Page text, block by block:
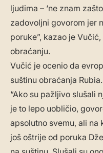
ljudima – ‘ne znam
zadovoljni govorom jer
poruke”, kazao je
obraćanju.
Vučić je ocenio da
suštinu obraćanja Rubia.
“Ako su pažljivo slušali
je to lepo uobličio,
apsolutno svemu, ali na
još oštrije od poruka